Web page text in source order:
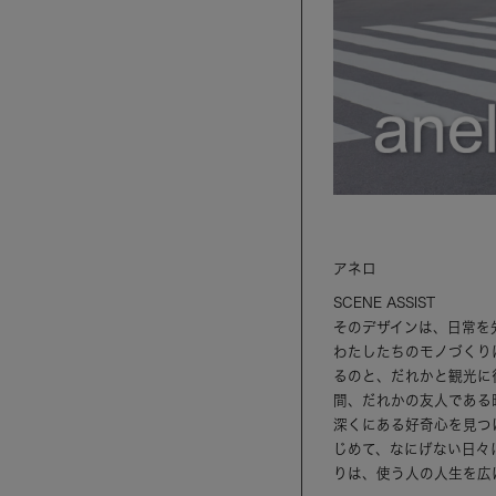
アネロ
SCENE ASSIST
そのデザインは、日常を
わたしたちのモノづく
るのと、だれかと観光
間、だれかの友人であ
深くにある好奇心を見
じめて、なにげない日
りは、使う人の人生を